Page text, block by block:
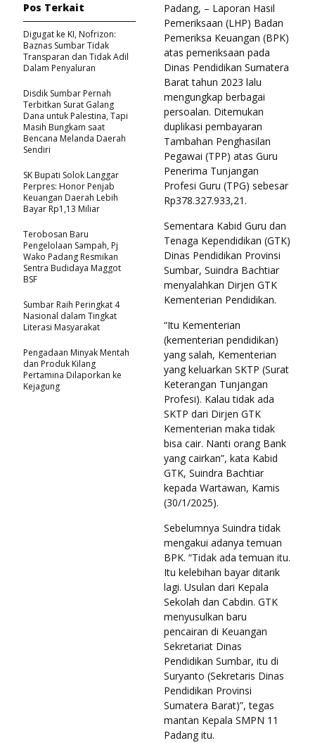
Padang, – Laporan Hasil
Pemeriksaan (LHP) Badan
Pemeriksa Keuangan (BPK)
atas pemeriksaan pada
Dinas Pendidikan Sumatera
Barat tahun 2023 lalu
mengungkap berbagai
persoalan. Ditemukan
duplikasi pembayaran
Tambahan Penghasilan
Pegawai (TPP) atas Guru
Penerima Tunjangan
Profesi Guru (TPG) sebesar
Rp378.327.933,21.
Sementara Kabid Guru dan
Tenaga Kependidikan (GTK)
Dinas Pendidikan Provinsi
Sumbar, Suindra Bachtiar
menyalahkan Dirjen GTK
Kementerian Pendidikan.
“Itu Kementerian
(kementerian pendidikan)
yang salah, Kementerian
yang keluarkan SKTP (Surat
Keterangan Tunjangan
Profesi). Kalau tidak ada
SKTP dari Dirjen GTK
Kementerian maka tidak
bisa cair. Nanti orang Bank
yang cairkan”, kata Kabid
GTK, Suindra Bachtiar
kepada Wartawan, Kamis
(30/1/2025).
Sebelumnya Suindra tidak
mengakui adanya temuan
BPK. “Tidak ada temuan itu.
Itu kelebihan bayar ditarik
lagi. Usulan dari Kepala
Sekolah dan Cabdin. GTK
menyusulkan baru
pencairan di Keuangan
Sekretariat Dinas
Pendidikan Sumbar, itu di
Suryanto (Sekretaris Dinas
Pendidikan Provinsi
Sumatera Barat)”, tegas
mantan Kepala SMPN 11
Padang itu.
Pos Terkait
Digugat ke KI, Nofrizon:
Baznas Sumbar Tidak
Transparan dan Tidak Adil
Dalam Penyaluran
Disdik Sumbar Pernah
Terbitkan Surat Galang
Dana untuk Palestina, Tapi
Masih Bungkam saat
Bencana Melanda Daerah
Sendiri
SK Bupati Solok Langgar
Perpres: Honor Penjab
Keuangan Daerah Lebih
Bayar Rp1,13 Miliar
Terobosan Baru
Pengelolaan Sampah, Pj
Wako Padang Resmikan
Sentra Budidaya Maggot
BSF
Sumbar Raih Peringkat 4
Nasional dalam Tingkat
Literasi Masyarakat
Pengadaan Minyak Mentah
dan Produk Kilang
Pertamina Dilaporkan ke
Kejagung